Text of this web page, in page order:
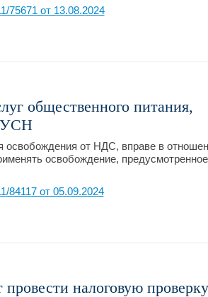
от 13.08.2024
общественного питания,
УСН
от НДС, вправе в
освобождение, предусмотренное
от 05.09.2024
налоговую